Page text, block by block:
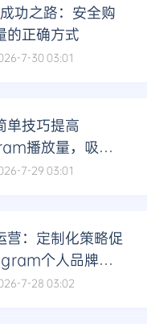
功之路：安全购
的正确方式
7-30 03:01
单技巧提高
播放量，吸引
7-29 03:01
营：定制化策略促
个人品牌粉
长7-28 03:02